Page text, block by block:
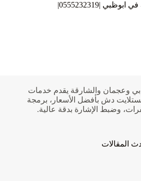
شركة تركيب انترلوك في ابوظبي |0555232319|
وعجمان والشارقة يقدم خدمات
دش بأفضل الأسعار، برمجة
وضبط الإشارة بدقة عالية.
المقالات